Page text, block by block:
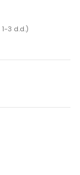
3 d.d.)